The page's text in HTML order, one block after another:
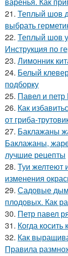
21. Теплый шов
выбрать
22. Теплый шов
Инструкция по
23. Лимонник
24. Белый
подборку
25. Павел и
26. Как
от гриба-
27. Баклажаны
Баклажаны,
лучшие рецепты
28. Туи желтеют
изменения
29. Садовые
плодовых. Как
30. Петр павел
31. Когда косить
32. Как
Правила